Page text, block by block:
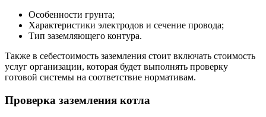
Особенности грунта;
Характеристики электродов и сечение провода;
Тип заземляющего контура.
Также в себестоимость заземления стоит включать стоимость
услуг организации, которая будет выполнять проверку
готовой системы на соответствие нормативам.
Проверка заземления котла